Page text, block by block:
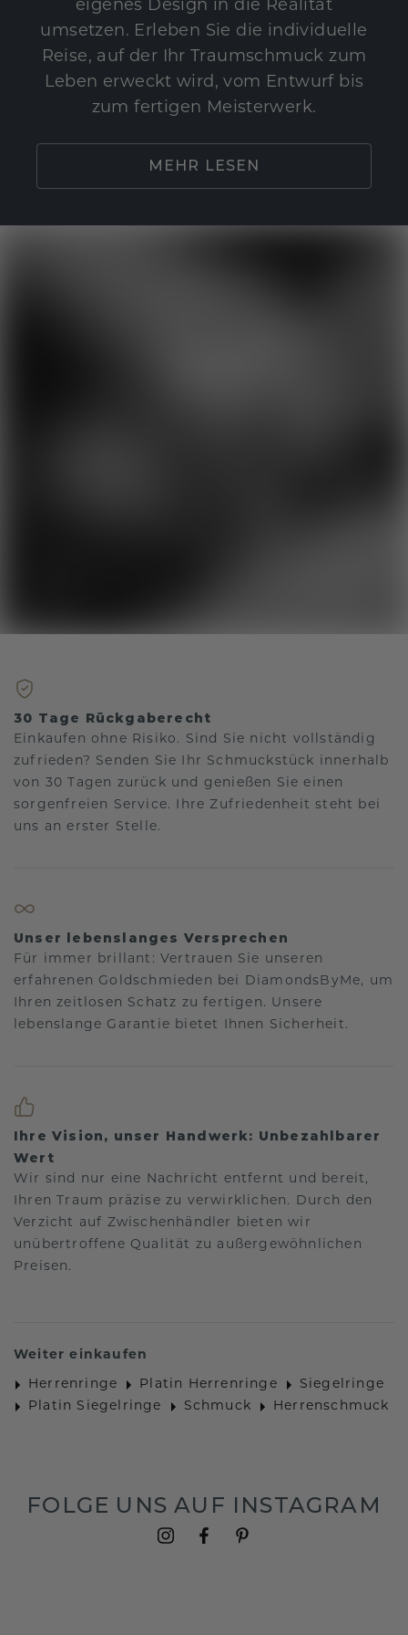
eigenes Design in die Realität
umsetzen. Erleben Sie die individuelle
Reise, auf der Ihr Traumschmuck zum
Leben erweckt wird, vom Entwurf bis
zum fertigen Meisterwerk.
MEHR LESEN
30 Tage Rückgaberecht
Einkaufen ohne Risiko. Sind Sie nicht vollständig
zufrieden? Senden Sie Ihr Schmuckstück innerhalb
von 30 Tagen zurück und genießen Sie einen
sorgenfreien Service. Ihre Zufriedenheit steht bei
uns an erster Stelle.
Unser lebenslanges Versprechen
Für immer brillant: Vertrauen Sie unseren
erfahrenen Goldschmieden bei DiamondsByMe, um
Ihren zeitlosen Schatz zu fertigen. Unsere
lebenslange Garantie bietet Ihnen Sicherheit.
Ihre Vision, unser Handwerk: Unbezahlbarer
Wert
Wir sind nur eine Nachricht entfernt und bereit,
Ihren Traum präzise zu verwirklichen. Durch den
Verzicht auf Zwischenhändler bieten wir
unübertroffene Qualität zu außergewöhnlichen
Preisen.
Weiter einkaufen
Herrenringe Platin Herrenringe
Siegelringe
Platin Siegelringe
Schmuck Herrenschmuck
FOLGE UNS AUF INSTAGRAM